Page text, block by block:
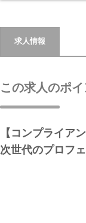
求人情報
この求人のポイ
【コンプライア
次世代のプロフ